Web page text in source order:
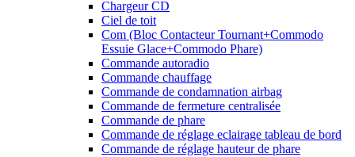
Chargeur CD
Ciel de toit
Com (Bloc Contacteur Tournant+Commodo
Essuie Glace+Commodo Phare)
Commande autoradio
Commande chauffage
Commande de condamnation airbag
Commande de fermeture centralisée
Commande de phare
Commande de réglage eclairage tableau de bord
Commande de réglage hauteur de phare